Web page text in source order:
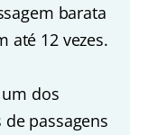
barata
até 12 vezes.
dos
passagens